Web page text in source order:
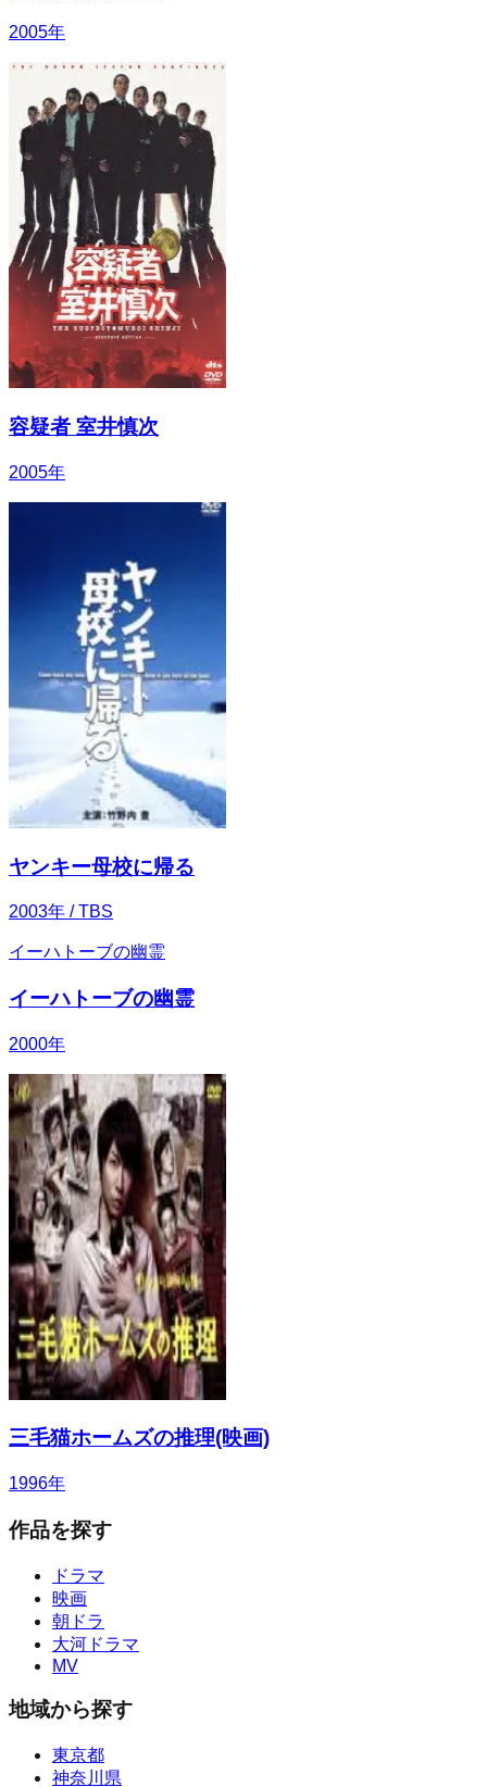
2005年
容疑者 室井慎次
2005年
ヤンキー母校に帰る
2003年 / TBS
イーハトーブの幽霊
イーハトーブの幽霊
2000年
三毛猫ホームズの推理(映画)
1996年
作品を探す
ドラマ
映画
朝ドラ
大河ドラマ
MV
地域から探す
東京都
神奈川県